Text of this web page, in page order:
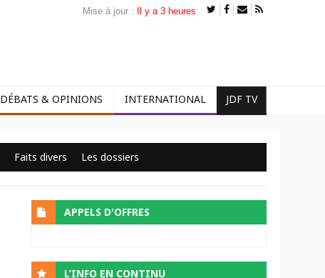
Mise à jour : Il y a 3 heures
DÉBATS & OPINIONS INTERNATIONAL JDF TV
Faits divers Les dossiers
APPELS D'OFFRES
L’INFO EN CONTINU